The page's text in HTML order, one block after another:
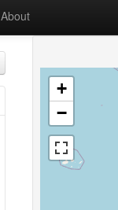
About
+
−